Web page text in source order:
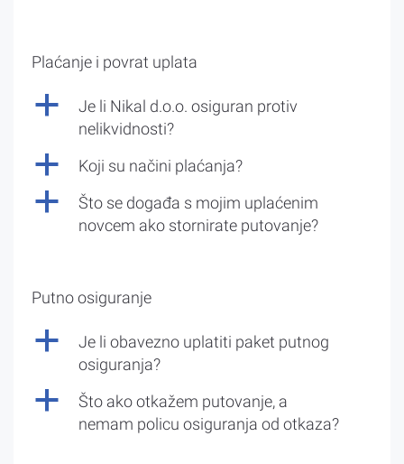
Plaćanje i povrat uplata
a
Je li Nikal d.o.o. osiguran protiv
nelikvidnosti?
a Koji su načini plaćanja?
a
Što se događa s mojim uplaćenim
novcem ako stornirate putovanje?
Putno osiguranje
a
Je li obavezno uplatiti paket putnog
osiguranja?
a
Što ako otkažem putovanje, a
nemam policu osiguranja od otkaza?